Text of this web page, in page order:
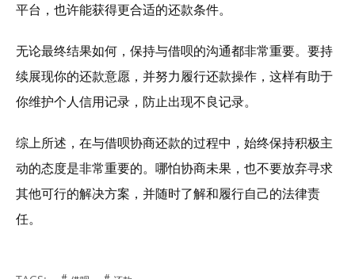
平台，也许能获得更合适的还款条件。
无论最终结果如何，保持与借呗的沟通都非常重要。要持
续展现你的还款意愿，并努力履行还款操作，这样有助于
你维护个人信用记录，防止出现不良记录。
综上所述，在与借呗协商还款的过程中，始终保持积极主
动的态度是非常重要的。哪怕协商未果，也不要放弃寻求
其他可行的解决方案，并随时了解和履行自己的法律责
任。